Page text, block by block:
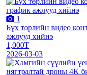
1
Бүх төрлийн видео
ажлууд хийнэ
1,000₮
2026-03-03